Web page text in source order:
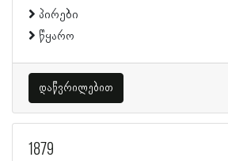
პირები
წყარო
დაწვრილებით
1879